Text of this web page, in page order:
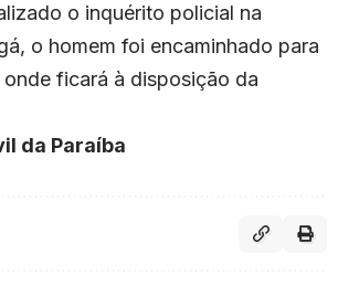
o inquérito policial na
o homem foi encaminhado para
ficará à disposição da
da Paraíba